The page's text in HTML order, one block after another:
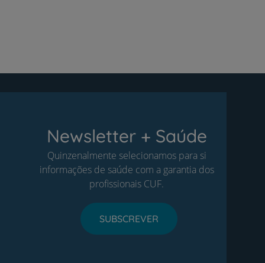
Newsletter + Saúde
Quinzenalmente selecionamos para si
informações de saúde com a garantia dos
profissionais CUF.
SUBSCREVER